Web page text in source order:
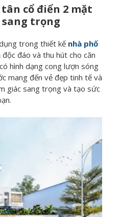
cổ điển 2 mặt
trọng
trong thiết kế nhà phố
đáo và thu hút cho căn
hình dạng cong lượn sóng
mang đến vẻ đẹp tinh tế và
giác sang trọng và tạo sức